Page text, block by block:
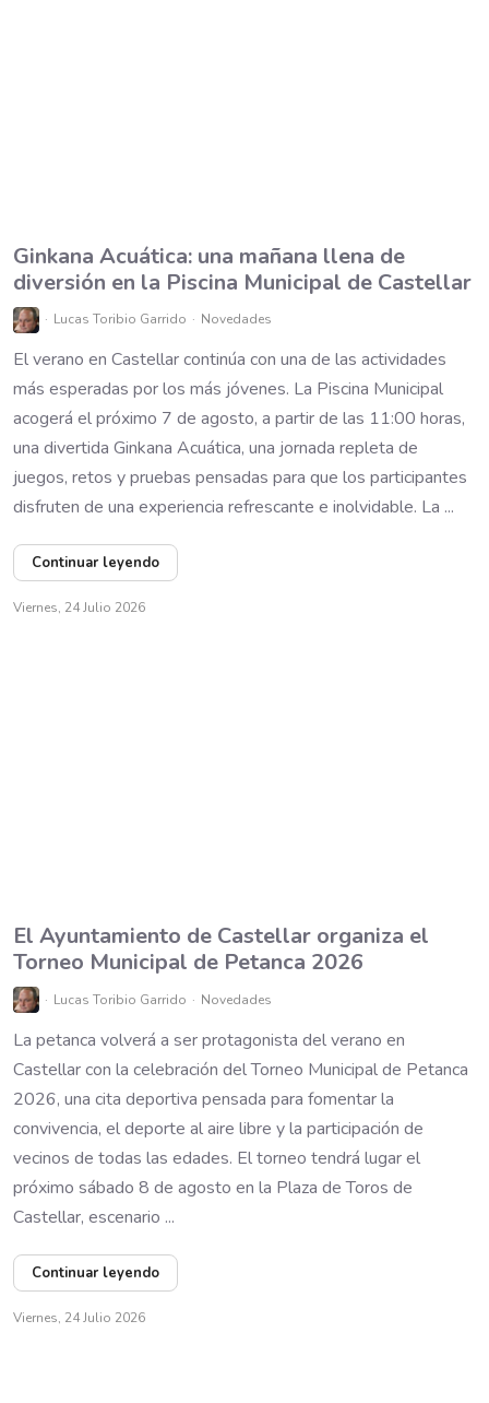
Ginkana Acuática: una mañana llena de
diversión en la Piscina Municipal de Castellar
Lucas Toribio Garrido Novedades
El verano en Castellar continúa con una de las actividades
más esperadas por los más jóvenes. La Piscina Municipal
acogerá el próximo 7 de agosto, a partir de las 11:00 horas,
una divertida Ginkana Acuática, una jornada repleta de
juegos, retos y pruebas pensadas para que los participantes
disfruten de una experiencia refrescante e inolvidable. La ...
Continuar leyendo
Viernes, 24 Julio 2026
El Ayuntamiento de Castellar organiza el
Torneo Municipal de Petanca 2026
Lucas Toribio Garrido Novedades
La petanca volverá a ser protagonista del verano en
Castellar con la celebración del Torneo Municipal de Petanca
2026, una cita deportiva pensada para fomentar la
convivencia, el deporte al aire libre y la participación de
vecinos de todas las edades. El torneo tendrá lugar el
próximo sábado 8 de agosto en la Plaza de Toros de
Castellar, escenario ...
Continuar leyendo
Viernes, 24 Julio 2026